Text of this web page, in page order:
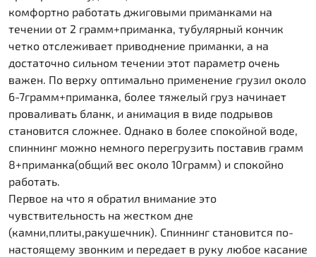
комфортно работать джиговыми приманками на
течении от 2 грамм+приманка, тубулярный кончик
четко отслеживает приводнение приманки, а на
достаточно сильном течении этот параметр очень
важен. По верху оптимально применение грузил около
6-7грамм+приманка, более тяжелый груз начинает
проваливать бланк, и анимация в виде подрывов
становится сложнее. Однако в более спокойной воде,
спиннинг можно немного перегрузить поставив грамм
8+приманка(общий вес около 10грамм) и спокойно
работать.
Первое на что я обратил внимание это
чувствительность на жестком дне
(камни,плиты,ракушечник). Спиннинг становится по-
настоящему звонким и передает в руку любое касание